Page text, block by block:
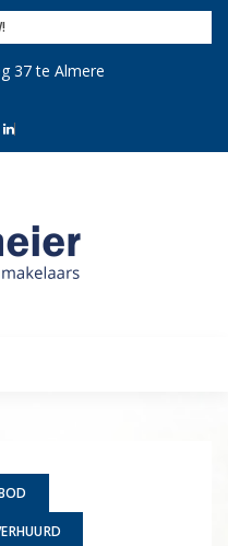
37 te Almere